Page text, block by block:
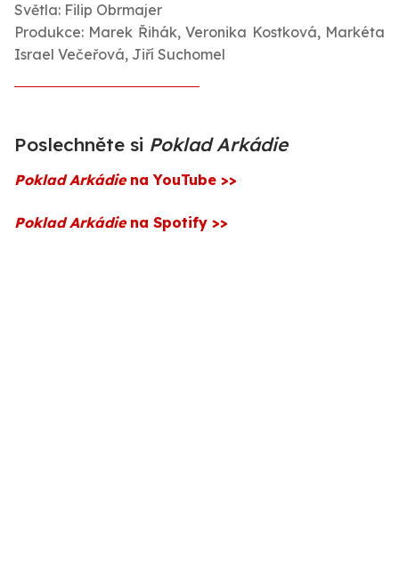
Světla: Filip Obrmajer
Produkce: Marek Řihák, Veronika Kostková, Markéta
Israel Večeřová, Jiří Suchomel
Poslechněte si Poklad Arkádie
Poklad Arkádiena YouTube >>
Poklad Arkádie na Spotify >>